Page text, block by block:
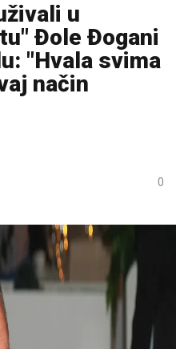
u
Đole Đogani
"Hvala svima
način
0